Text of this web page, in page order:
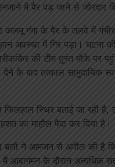
में पैर पड़ जाने से जोरदार
कलमू गंगा के पैर के तलवे में
अवस्था में गिर पड़ा। घटना
की टीम तुरंत मौके पर
देने के बाद तत्काल सामुदायिक
फिलहाल स्थिर बताई जा रही है,
का माहौल पैदा कर दिया है।
बलों ने आमजन से अपील की है
में आवागमन के दौरान अत्यधिक